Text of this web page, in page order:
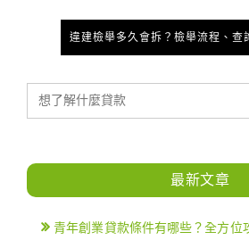
違建檢舉多久會拆？檢舉流程、
最新文章
青年創業貸款條件有哪些？全方位